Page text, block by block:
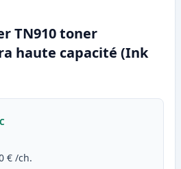
TN910 toner
haute capacité (Ink
€ /ch.